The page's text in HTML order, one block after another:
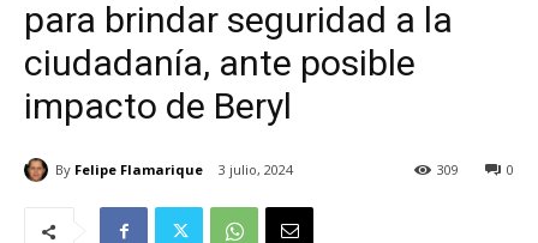
para brindar seguridad a la
ciudadanía, ante posible
impacto de Beryl
By Felipe Flamarique 3 julio, 2024 0
309